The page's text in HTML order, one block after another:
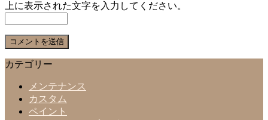
上に表示された文字を入力してください。
カテゴリー
メンテナンス
カスタム
ペイント